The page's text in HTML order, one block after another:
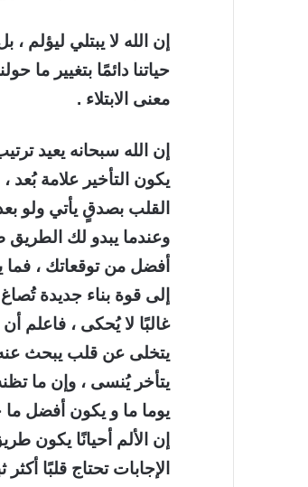
إن الله لا يبتلي ليؤلم
حياتنا دائمًا بتغيير ما
معنى الابتلاء .
إن الله سبحانه يعيد
يكون التأخير علامة بُعد
القلب بصدقٍ يأتي ولو
وعندما يبدو لك الطريق
أفضل من توقعاتك ،
إلى قوة بناء جديدة
غالبًا لا يُحكى ، فاعلم
يتخلى عن قلب يبحث
يتأخر يُنسى ، وإن ما
يوما ما و يكون أفضل
إن الألم أحيانًا يكون
الإجابات تحتاج قلبًا